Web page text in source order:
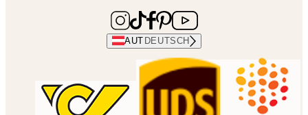
AUT DEUTSCH